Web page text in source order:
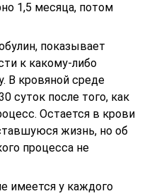
1,5 месяца, потом
показывает
к какому-либо
В кровяной среде
суток после того, как
Остается в крови
жизнь, но об
процесса не
имеется у каждого